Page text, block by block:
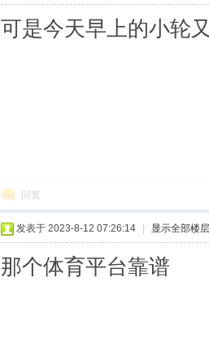
可是今天早上的小轮
回复
发表于 2023-8-12 07:26:14 显示全部楼层
那个体育平台靠谱